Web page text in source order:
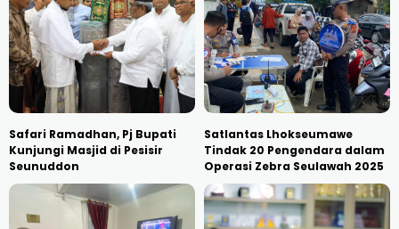
Safari Ramadhan, Pj Bupati
Kunjungi Masjid di Pesisir
Seunuddon
Satlantas Lhokseumawe
Tindak 20 Pengendara dalam
Operasi Zebra Seulawah 2025